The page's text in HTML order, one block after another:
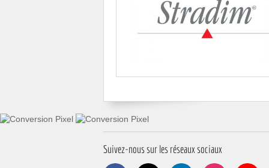
Suivez-nous sur les réseaux sociaux